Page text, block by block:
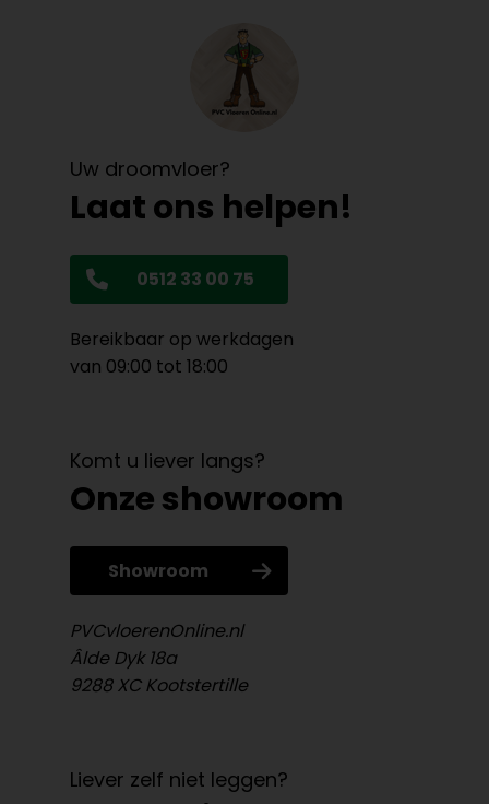
Uw droomvloer?
Laat ons helpen!
0512 33 00 75
Bereikbaar op werkdagen
van 09:00 tot 18:00
Komt u liever langs?
Onze showroom
Showroom
PVCvloerenOnline.nl
Âlde Dyk 18a
9288 XC Kootstertille
Liever zelf niet leggen?